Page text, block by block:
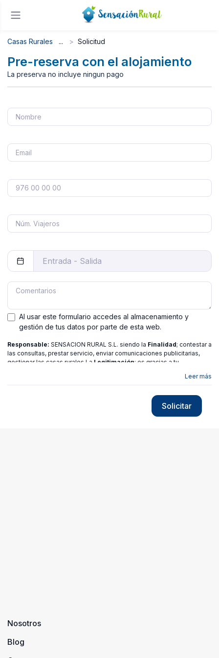
Casas Rurales Solicitud
Pre-reserva con el alojamiento
La preserva no incluye ningun pago
Al usar este formulario accedes al almacenamiento y
gestión de tus datos por parte de esta web.
Responsable: SENSACION RURAL S.L. siendo la Finalidad; contestar a
las consultas, prestar servicio, enviar comunicaciones publicitarias,
gestionar las casas rurales La Legitimación; es gracias a tu
de Acceso,
política de privacidad
Leer más
Solicitar
Nosotros
Blog